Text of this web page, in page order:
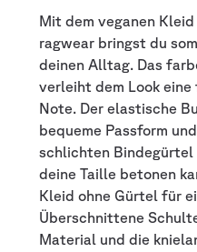
Mit dem veganen Kleid
ragwear bringst du
deinen Alltag. Das
verleiht dem Look
Note. Der elastische
bequeme Passform
schlichten Bindegürtel
deine Taille betonen
Kleid ohne Gürtel für
Überschnittene
Material und die